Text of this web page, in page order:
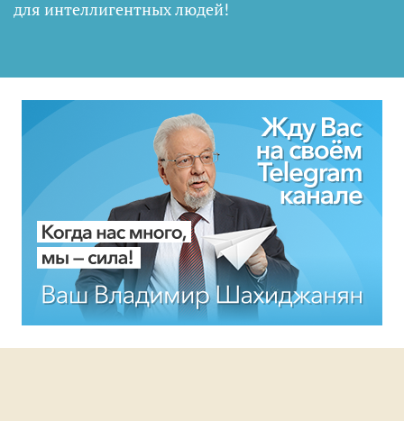
для интеллигентных людей!